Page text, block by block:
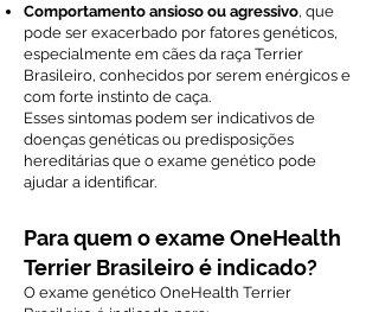
Comportamento ansioso ou agressivo, que
pode ser exacerbado por fatores genéticos,
especialmente em cães da raça Terrier
Brasileiro, conhecidos por serem enérgicos e
com forte instinto de caça.
Esses sintomas podem ser indicativos de
doenças genéticas ou predisposições
hereditárias que o exame genético pode
ajudar a identificar.
Para quem o exame OneHealth
Terrier Brasileiro é indicado?
O exame genético OneHealth Terrier